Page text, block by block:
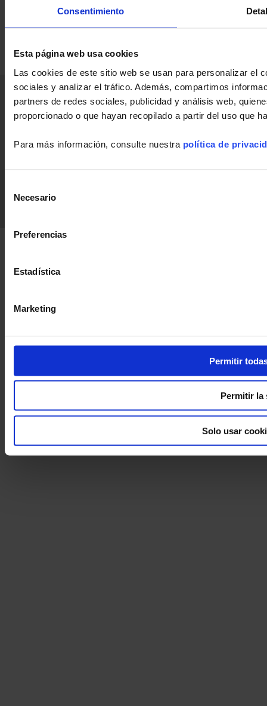
Consentimiento
Esta página web usa cookies
Las cookies de este sitio web se usan para personalizar el
sociales y analizar el tráfico. Además, compartimos
partners de redes sociales, publicidad y análisis web,
proporcionado o que hayan recopilado a partir del uso que
Para más información, consulte nuestra política de
Necesario
Preferencias
Estadística
Marketing
Permitir
Permitir la
Solo usar
Inicio Noticias La empresa Aplicaciones
Productos Industria Soporte Publicaciones
Prensa
Únete a
Contacto
LinkedInFacebook
TwitterInstagram